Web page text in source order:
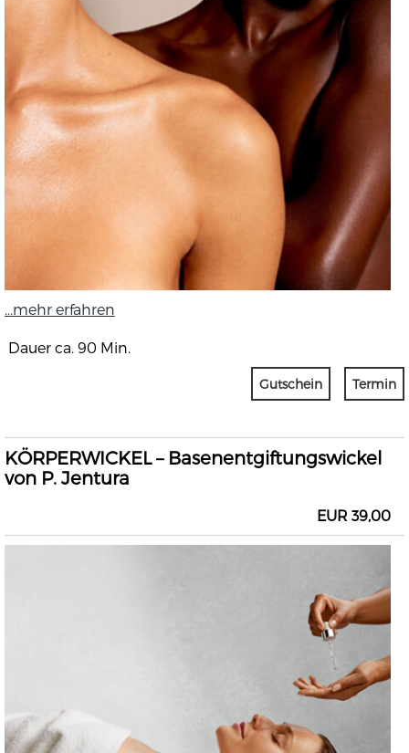
...mehr erfahren
Dauer ca. 90 Min.
Gutschein Termin
KÖRPERWICKEL – Basenentgiftungswickel
von P. Jentura
EUR 39,00